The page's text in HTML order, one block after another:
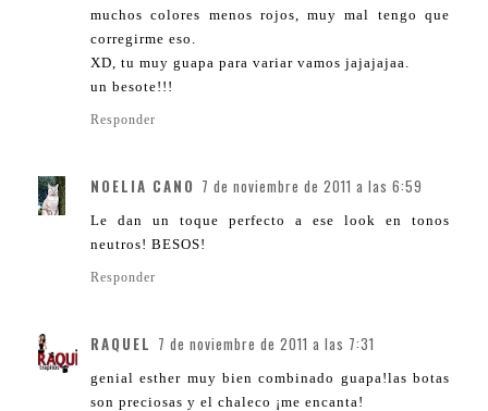
muchos colores menos rojos, muy mal tengo que
corregirme eso.
XD, tu muy guapa para variar vamos jajajajaa.
un besote!!!
Responder
NOELIA CANO 7 de noviembre de 2011 a las 6:59
Le dan un toque perfecto a ese look en tonos
neutros! BESOS!
Responder
RAQUEL 7 de noviembre de 2011 a las 7:31
genial esther muy bien combinado guapa!las botas
son preciosas y el chaleco ¡me encanta!